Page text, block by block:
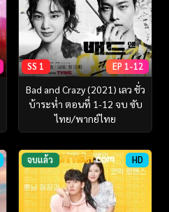
SS 1 EP 1-12
Bad and Crazy (2021) เลว ชั่ว
บ้าระห่ำ ตอนที่ 1-12 จบ ซับ
ไทย/พากย์ไทย
จบแล้ว HD